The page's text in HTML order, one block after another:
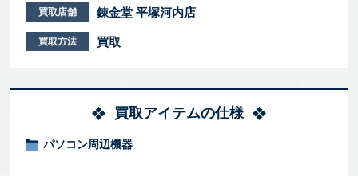
買取店舗 錬金堂 平塚河内店
買取方法 買取
買取アイテムの仕様
パソコン周辺機器